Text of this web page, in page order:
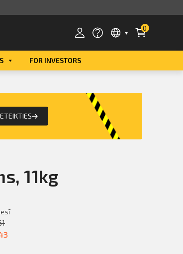
0
eParaksts
eParaksts mobile
FOR INVESTORS
11kg